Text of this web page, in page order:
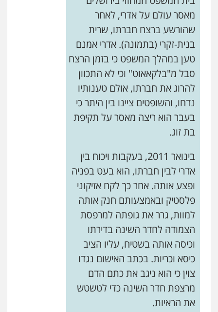
מאסר עולם על אדרי, לאחר
שהורשע ברצח חברתו, שרית
בנית-זקרי (בתמונה). אדרי אמנם
טען במהלך המשפט כי בזמן הרצח
סבל מ"בלקאאוט" וכי לא התכוון
להרוג את חברתו, אולם טענותיו
נדחו, והשופטים ציינו בין היתר כי
בעבר הוא ריצה מאסר על תקיפת
בת זוג.
בינואר 2011, בעקבות ויכוח בין
אדרי לבין חברתו, הוא בעט בפניה
ופצע אותה. אחר כך לקח אזיקוני
פלסטיק ובאמצעותם חנק אותה
למוות, גרר את גופתה למרפסת
הצמודה לחדר השינה בדירתו
וכיסה אותה בשטיח, עליו הציב
כיסא וכריות. בכתב האישום נגדו
צוין כי הוא ניגב את כתם הדם
מרצפת חדר השינה כדי לטשטש
את הראיות.
ניר קידר – צלם
צילום עורכי דין שירותים מקצועיים לעורכי
דין
0504578527
רונן הלל – מוניטין